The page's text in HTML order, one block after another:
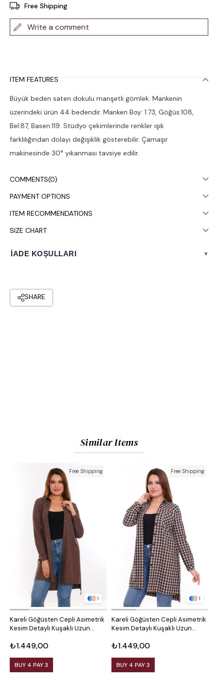
Free Shipping
Write a comment
ITEM FEATURES
Büyük beden saten dokulu manşetli gömlek. Mankenin
üzerindeki ürün 44 bedendir. Manken Boy: 1.73, Göğüs:108,
Bel:87, Basen:119. Stüdyo çekimlerinde renkler ışık
farklılığından dolayı değişiklik gösterebilir. Çamaşır
makinesinde 30° yıkanması tavsiye edilir.
COMMENTS(0)
PAYMENT OPTIONS
ITEM RECOMMENDATIONS
SIZE CHART
İADE KOŞULLARI ▾
Similar Items
1
Kareli Göğüsten Cepli Asimetrik
Kesim Detaylı Kuşaklı Uzun
₺1.449,00
BUY 4 PAY 3
Free Shipping
1
Kareli Göğüsten Cepli Asimetrik
Kesim Detaylı Kuşaklı Uzun
₺1.449,00
BUY 4 PAY 3
Free Shipping